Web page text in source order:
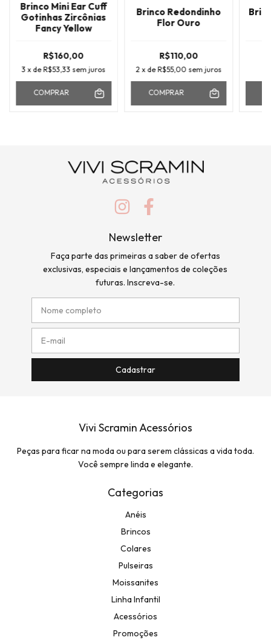
Brinco Mini Ear Cuff
Gotinhas Zircônias
Fancy Yellow
R$160,00
3 x de R$53,33 sem juros
COMPRAR
Brinco Redondinho
Flor Ouro
R$110,00
2 x de R$55,00 sem juros
COMPRAR
Newsletter
Faça parte das primeiras a saber de ofertas
exclusivas, especiais e lançamentos de coleções
futuras. Inscreva-se.
Vivi Scramin Acessórios
Peças para ficar na moda ou para serem clássicas a vida toda.
Você sempre linda e elegante.
Categorias
Anéis
Brincos
Colares
Pulseiras
Moissanites
Linha Infantil
Acessórios
Promoções